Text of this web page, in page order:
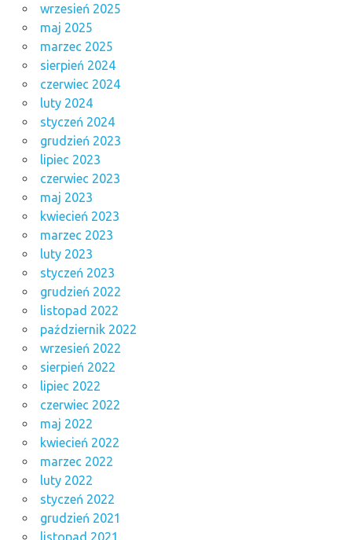
wrzesień 2025
maj 2025
marzec 2025
sierpień 2024
czerwiec 2024
luty 2024
styczeń 2024
grudzień 2023
lipiec 2023
czerwiec 2023
maj 2023
kwiecień 2023
marzec 2023
luty 2023
styczeń 2023
grudzień 2022
listopad 2022
październik 2022
wrzesień 2022
sierpień 2022
lipiec 2022
czerwiec 2022
maj 2022
kwiecień 2022
marzec 2022
luty 2022
styczeń 2022
grudzień 2021
listopad 2021